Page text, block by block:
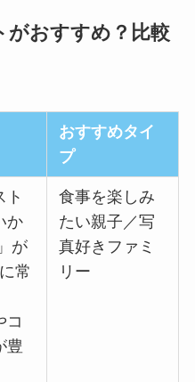
がおすすめ？比較
おすすめタイ
プ
ト
か
が
常
コ
豊
食事を楽しみ
たい親子／写
真好きファミ
リー